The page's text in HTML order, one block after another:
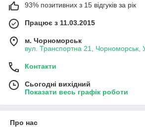
93% позитивних з 15 відгуків за рік
Працює з 11.03.2015
м. Чорноморськ
вул. Транспортна 21, Чорноморськ,
Контакти
Сьогодні вихідний
Показати весь графік роботи
Про нас